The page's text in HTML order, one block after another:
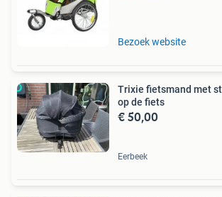
Bezoek website
Trixie fietsmand met
op de fiets
€ 50,00
Eerbeek